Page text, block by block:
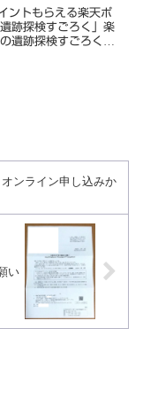
ントもらえる楽天ポ
跡探検すごろく」楽
遺跡探検すごろく。
ンライン申し込みか
い